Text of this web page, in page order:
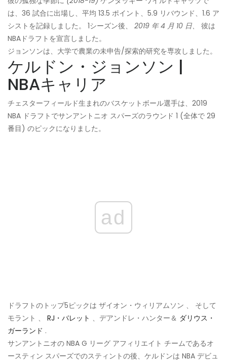
は、36 試合に出場し、平均 13.5 ポイント、5.9 リバウンド、1.6 ア
シストを記録しました。 1シーズン後、
2019 年 4 月 10 日、
彼は
NBAドラフトを宣言しました。
ジョンソンは、大学で農業の未申告/探索的研究を専攻しました。
ケルドン・ジョンソン |
NBAキャリア
チェスターフィールド生まれのバスケットボール選手は、2019
NBA ドラフトでサンアントニオ スパーズのラウンド 1 (全体で 29
番目) のピックになりました。
ad
ドラフトのトップ5ピックは ザイオン・ウィリアムソン 、 そして
モラント 、
RJ・バレット 、デアンドレ・ハンター＆ ダリウス・
ガーランド .
サンアントニオの NBA G リーグ アフィリエイト チームであるオ
ースティン スパーズでのスティントの後、ケルドンは NBA デビュ